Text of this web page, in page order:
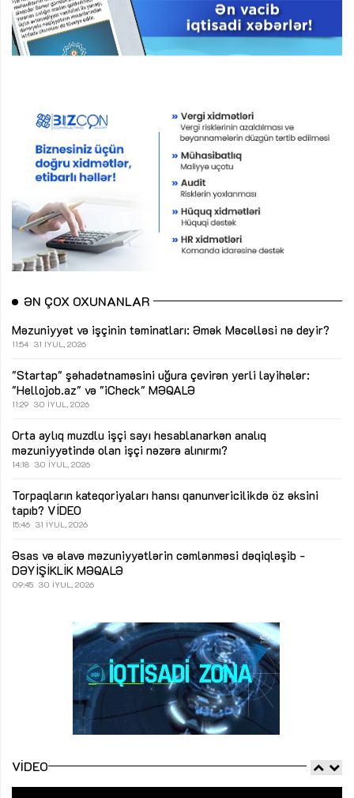
ƏN ÇOX OXUNANLAR
Məzuniyyət və işçinin təminatları: Əmək Məcəlləsi nə deyir?
11:54 31 İYUL, 2026
"Startap" şəhadətnaməsini uğura çevirən yerli layihələr:
"Hellojob.az" və "iCheck" MƏQALƏ
11:29 30 İYUL, 2026
Orta aylıq muzdlu işçi sayı hesablanarkən analıq
məzuniyyətində olan işçi nəzərə alınırmı?
14:18 30 İYUL, 2026
Torpaqların kateqoriyaları hansı qanunvericilikdə öz əksini
tapıb? VİDEO
15:46 31 İYUL, 2026
Əsas və əlavə məzuniyyətlərin cəmlənməsi dəqiqləşib -
DƏYİŞİKLİK MƏQALƏ
09:45 30 İYUL, 2026
VIDEO